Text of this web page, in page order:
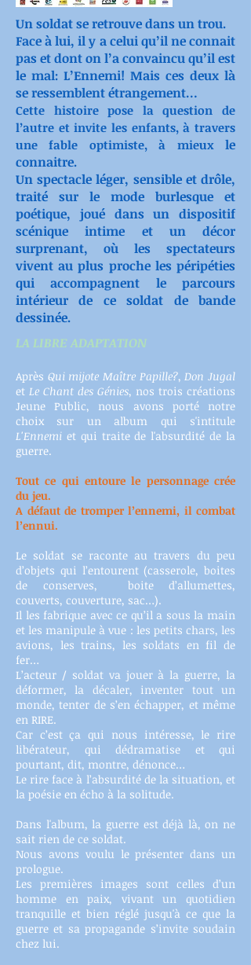
Un soldat se retrouve dans un trou.
Face à lui, il y a celui qu’il ne connait
pas et dont on l’a convaincu qu’il est
le mal: L’Ennemi! Mais ces deux là
se ressemblent étrangement…
Cette histoire pose la question de
l’autre et invite les enfants, à travers
une fable optimiste, à mieuxle
connaitre.
Un spectacle léger, sensible et drôle,
traité sur le mode burlesque et
poétique, joué dans un dispositif
scénique intime et un décor
surprenant, où les spectateurs
vivent au plus proche les péripéties
qui accompagnent le parcours
intérieur de ce soldat de bande
dessinée.
LA LIBRE ADAPTATION
Après Qui mijote Maître Papille?,Don Jugal
et Le Chant des Génies, nos trois créations
Jeune Public, nous avons porté notre
choix sur un album qui s'intitule
L'Ennemi et qui traite de l'absurdité de la
guerre.
Tout ce qui entoure le personnage crée
du jeu.
A défaut de tromper l’ennemi, il combat
l’ennui.
Le soldat se raconte au travers du peu
d’objets qui l’entourent (casserole, boites
de conserves, boite d’allumettes,
couverts, couverture, sac…).
Il les fabrique avec ce qu’il a sous la main
et les manipule à vue : les petits chars, les
avions, les trains, les soldats en fil de
fer…
L’acteur / soldat va jouer à la guerre, la
déformer, la décaler, inventer tout un
monde, tenter de s’en échapper, et même
en RIRE.
Car c’est ça qui nous intéresse, le rire
libérateur, qui dédramatise et qui
pourtant, dit, montre, dénonce…
Le rire face à l’absurdité de la situation, et
la poésie en écho à la solitude.
Dans l'album, la guerre est déjà là, on ne
sait rien de ce soldat.
Nous avons voulu le présenter dans un
prologue.
Les premières images sont celles d’un
homme en paix, vivant un quotidien
tranquille et bien réglé jusqu'à ce que la
guerre et sa propagande s’invite soudain
chez lui.